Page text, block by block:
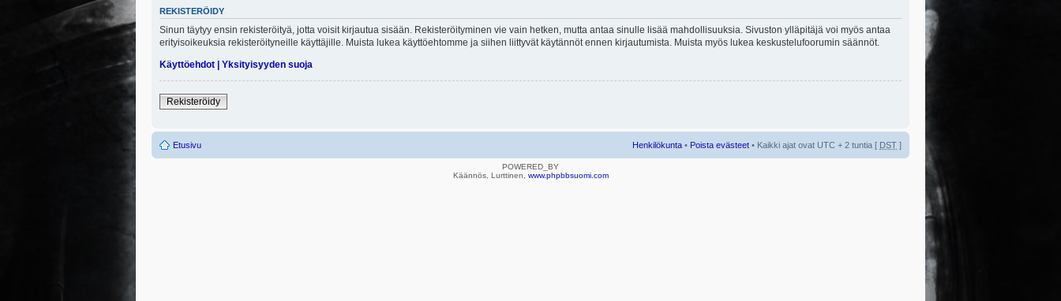
REKISTERÖIDY
Sinun täytyy ensin rekisteröityä, jotta voisit kirjautua sisään. Rekisteröityminen vie vain hetken, mutta antaa sinulle lisää mahdollisuuksia. Sivuston ylläpitäjä voi myös antaa
erityisoikeuksia rekisteröityneille käyttäjille. Muista lukea käyttöehtomme ja siihen liittyvät käytännöt ennen kirjautumista. Muista myös lukea keskustelufoorumin säännöt.
Käyttöehdot | Yksityisyyden suoja
Rekisteröidy
Etusivu Henkilökunta • Poista evästeet • Kaikki ajat ovat UTC + 2 tuntia [ DST ]
POWERED_BY
Käännös, Lurttinen, www.phpbbsuomi.com